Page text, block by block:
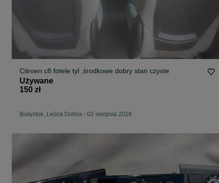
Citroen c8 fotele tyl ,środkowe dobry stan czyste
Używane
150 zł
Białystok, Leśna Dolina - 02 sierpnia 2026